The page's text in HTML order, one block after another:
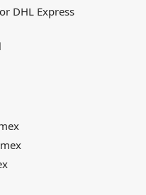
DHL Express